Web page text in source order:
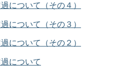
について（その４）
について（その３）
について（その２）
について